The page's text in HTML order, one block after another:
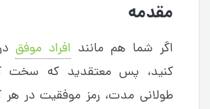
مقدمه
اگر شما هم مانند افراد موفق
کنید، پس معتقدید که سخت
طولانی مدت، رمز موفقیت در